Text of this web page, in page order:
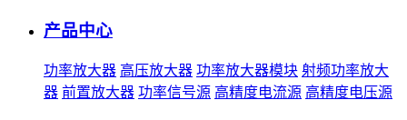
产品中心
功率放大器 高压放大器 功率放大器模块 射频功率放大
器 前置放大器 功率信号源 高精度电流源 高精度电压源